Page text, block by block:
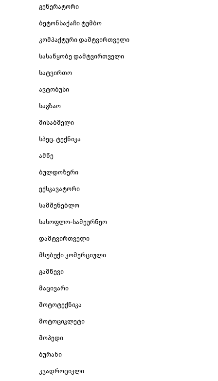
გენერატორი
ბეტონსაქაჩი ტუმბო
კომპაქტური დამტვირთველი
სასაწყობე დამტვირთველი
სატვირთო
ავტობუსი
საგზაო
მისაბმელი
სპეც. ტექნიკა
ამწე
ბულდოზერი
ექსკავატორი
სამშენებლო
სასოფლო-სამეურნეო
დამტვირთველი
მსუბუქი კომერციული
გამწევი
მაცივარი
მოტოტექნიკა
მოტოციკლეტი
მოპედი
ბურანი
კვადროციკლი